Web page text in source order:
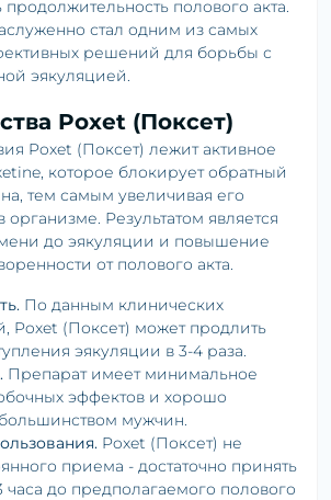
полового акта.
стал одним из самых
решений для борьбы с
эякуляцией.
Poxet (Поксет)
Poxet (Поксет) лежит активное
которое блокирует обратный
тем самым увеличивая его
Результатом является
до эякуляции и повышение
от полового акта.
По данным клинических
Poxet (Поксет) может продлить
эякуляции в 3-4 раза.
Препарат имеет минимальное
эффектов и хорошо
мужчин.
Poxet (Поксет) не
приема - достаточно принять
часа до предполагаемого полового